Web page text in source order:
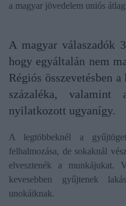
a magyar jövedelem uniós
A magyar válaszadók
hogy egyáltalán nem
Régiós összevetésben
százaléka, valamint
nyilatkozott ugyanígy.
A legtöbbeknél a
felhalmozása, de sokaknál
elvesztenék a munkájukat.
kevesebben gyűjtenek
unokáiknak.